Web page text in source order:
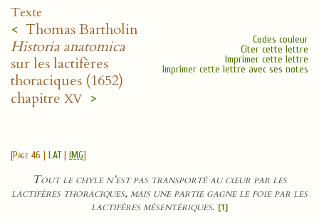
Texte
< Thomas Bartholin
Historia anatomica
sur les lactifères
thoraciques (1652)
chapitre xv >
Codes couleur
Citer cette lettre
Imprimer cette lettre
Imprimer cette lettre avec ses notes
[Page 46 | LAT| IMG]
Tout le chyle n’est pas transporté au cœur par les
lactifères thoraciques, mais une partie gagne le foie par les
lactifères mésentériques. [1]